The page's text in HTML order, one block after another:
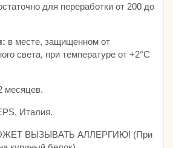
для переработки от 200 до
в месте, защищенном от
света, при температуре от +2°С
месяцев.
Италия.
ВЫЗЫВАТЬ АЛЛЕРГИЮ! (При